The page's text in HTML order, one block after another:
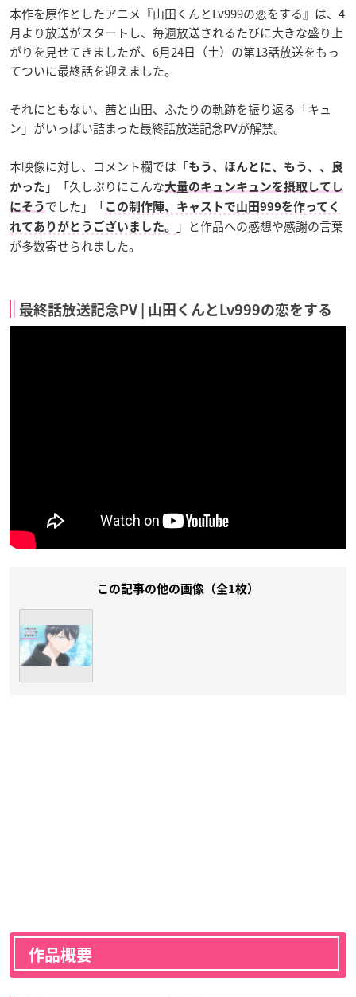
本作を原作としたアニメ『山田くんとLv999の恋をする』は、4
月より放送がスタートし、毎週放送されるたびに大きな盛り上
がりを見せてきましたが、6月24日（土）の第13話放送をもっ
てついに最終話を迎えました。
それにともない、茜と山田、ふたりの軌跡を振り返る「キュ
ン」がいっぱい詰まった最終話放送記念PVが解禁。
本映像に対し、コメント欄では「もう、ほんとに、もう、、良
かった 」「久しぶりにこんな大量のキュンキュンを摂取してし
にそう でした」「この制作陣、キャストで山田999を作ってく
れてありがとうございました。
」と作品への感想や感謝の言葉
が多数寄せられました。
最終話放送記念PV | 山田くんとLv999の恋をする
この記事の他の画像（全1枚）
作品概要